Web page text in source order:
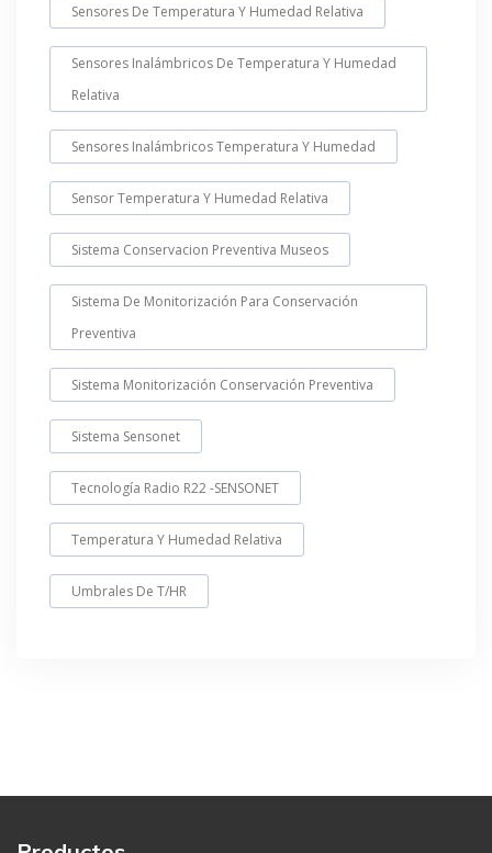
Sensores De Temperatura Y Humedad Relativa
Sensores Inalámbricos De Temperatura Y Humedad
Relativa
Sensores Inalámbricos Temperatura Y Humedad
Sensor Temperatura Y Humedad Relativa
Sistema Conservacion Preventiva Museos
Sistema De Monitorización Para Conservación
Preventiva
Sistema Monitorización Conservación Preventiva
Sistema Sensonet
Tecnología Radio R22 -SENSONET
Temperatura Y Humedad Relativa
Umbrales De T/HR